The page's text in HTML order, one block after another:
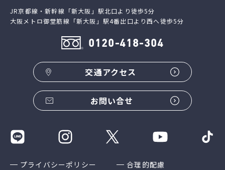
JR京都線・新幹線「新大阪」駅北口より徒歩5分
大阪メトロ御堂筋線「新大阪」駅4番出口より西へ徒歩5分
0120-418-304
交通アクセス
お問い合せ
プライバシーポリシー
合理的配慮